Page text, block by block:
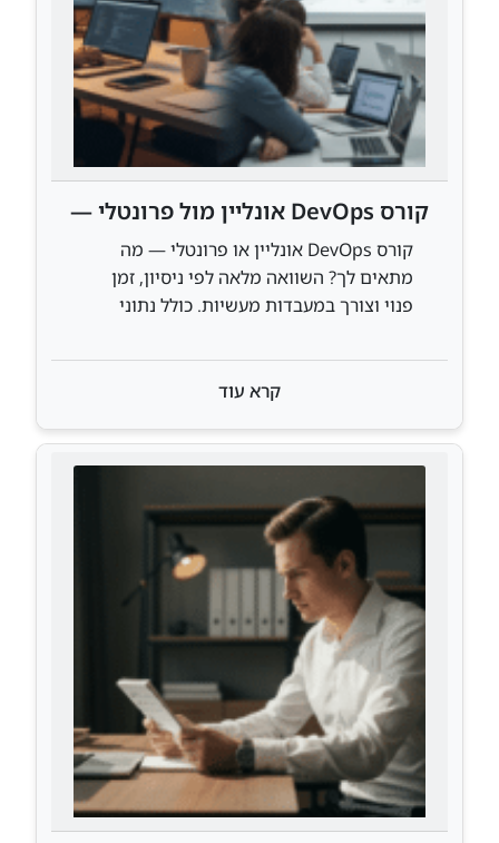
קורס DevOps אונליין מול פרונטלי —
מה באמת עובד?
קורס DevOps אונליין או פרונטלי — מה
מתאים לך? השוואה מלאה לפי ניסיון, זמן
פנוי וצורך במעבדות מעשיות. כולל נתוני
קרא עוד